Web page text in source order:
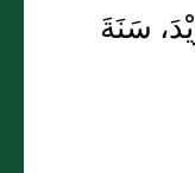
سَنَةَ